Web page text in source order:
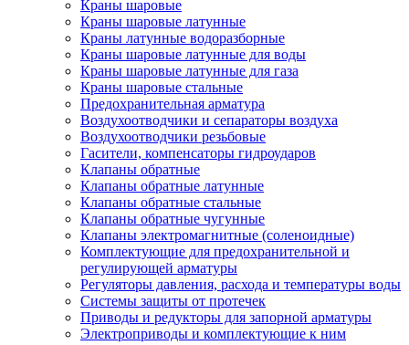
Краны шаровые
Краны шаровые латунные
Краны латунные водоразборные
Краны шаровые латунные для воды
Краны шаровые латунные для газа
Краны шаровые стальные
Предохранительная арматура
Воздухоотводчики и сепараторы воздуха
Воздухоотводчики резьбовые
Гасители, компенсаторы гидроударов
Клапаны обратные
Клапаны обратные латунные
Клапаны обратные стальные
Клапаны обратные чугунные
Клапаны электромагнитные (соленоидные)
Комплектующие для предохранительной и
регулирующей арматуры
Регуляторы давления, расхода и температуры воды
Системы защиты от протечек
Приводы и редукторы для запорной арматуры
Электроприводы и комплектующие к ним